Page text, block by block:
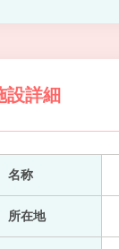
設詳細
名称
所在地